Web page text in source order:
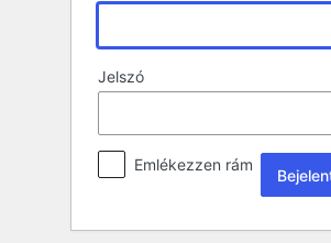
Jelszó
Emlékezzen rám